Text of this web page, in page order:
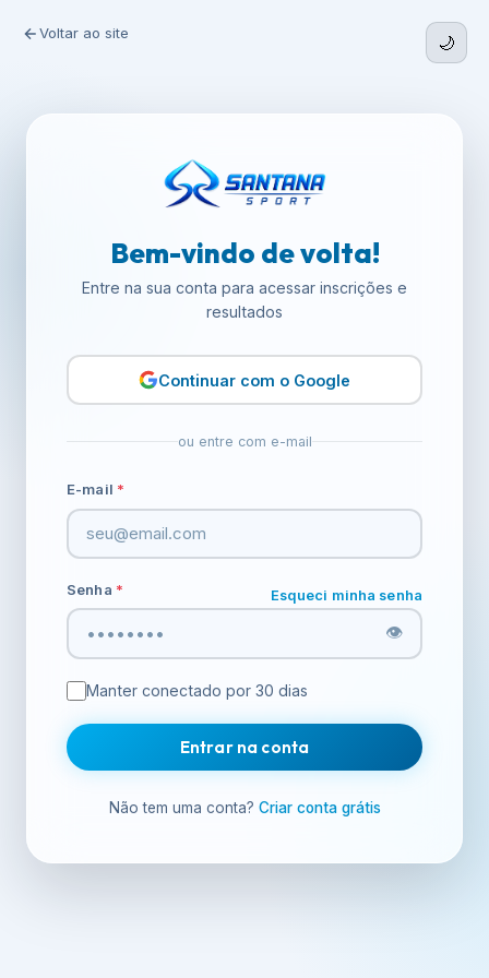
Voltar ao site 🌙
Bem-vindo de volta!
Entre na sua conta para acessar inscrições e
resultados
Continuar com o Google
ou entre com e-mail
E-mail
Senha Esqueci minha senha
👁️
Manter conectado por 30 dias
Entrar na conta
Não tem uma conta? Criar conta grátis